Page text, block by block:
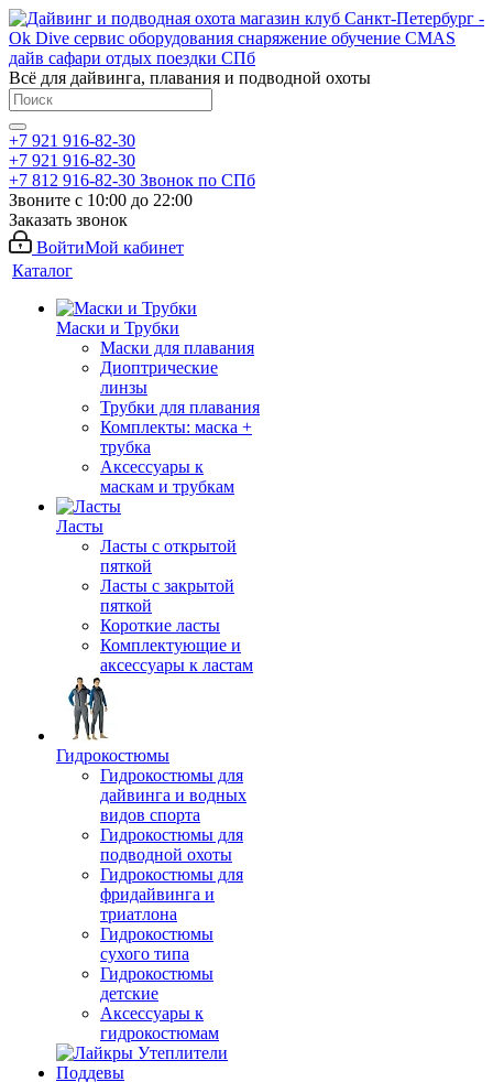
Всё для дайвинга, плавания и подводной охоты
+7 921 916-82-30
+7 921 916-82-30
+7 812 916-82-30 Звонок по СПб
Звоните с 10:00 до 22:00
Заказать звонок
ВойтиМой кабинет
Каталог
Маски и Трубки
Маски для плавания
Диоптрические
линзы
Трубки для плавания
Комплекты: маска +
трубка
Аксессуары к
маскам и трубкам
Ласты
Ласты с открытой
пяткой
Ласты с закрытой
пяткой
Короткие ласты
Комплектующие и
аксессуары к ластам
Гидрокостюмы
Гидрокостюмы для
дайвинга и водных
видов спорта
Гидрокостюмы для
подводной охоты
Гидрокостюмы для
фридайвинга и
триатлона
Гидрокостюмы
сухого типа
Гидрокостюмы
детские
Аксессуары к
гидрокостюмам